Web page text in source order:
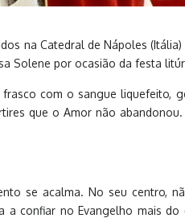
na Catedral de Nápoles
Solene por ocasião da festa
com o sangue liquefeito,
que o Amor não
se acalma. No seu centro,
confiar no Evangelho mais